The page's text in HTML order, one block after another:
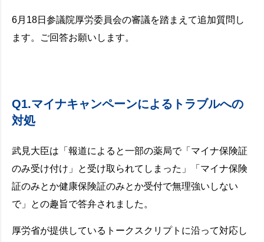
6月18日参議院厚労委員会の審議を踏まえて追加質問し
ます。ご回答お願いします。
Q1.マイナキャンペーンによるトラブルへの
対処
武見大臣は「報道によると一部の薬局で「マイナ保険証
のみ受け付け」と受け取られてしまった」「マイナ保険
証のみとか健康保険証のみとか受付で無理強いしない
で」との趣旨で答弁されました。
厚労省が提供しているトークスクリプトに沿って対応し